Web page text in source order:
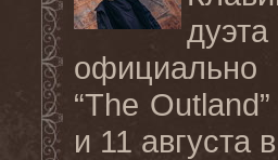
“The Outland
и 11 августа